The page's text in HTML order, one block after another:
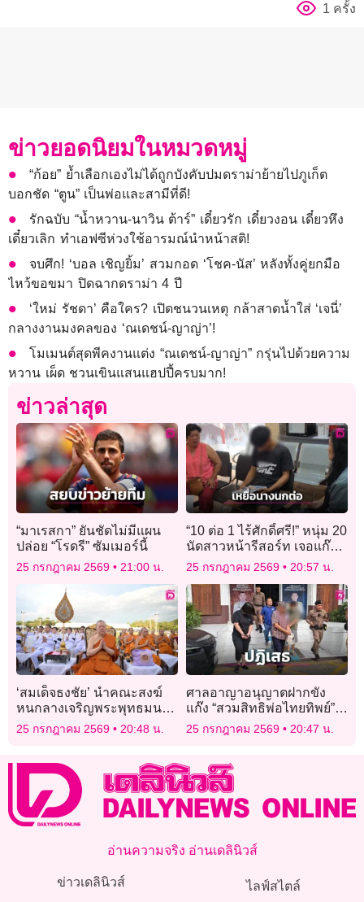
1 ครั้ง
ข่าวยอดนิยมในหมวดหมู่
“ก้อย” ย้ำเลือกเองไม่ได้ถูกบังคับปมดราม่าย้ายไปภูเก็ต
บอกชัด “ตูน” เป็นพ่อและสามีที่ดี!
รักฉบับ “น้ำหวาน-นาวิน ต้าร์” เดี๋ยวรัก เดี๋ยวงอน เดี๋ยวหึง
เดี๋ยวเลิก ทำเอฟซีห่วงใช้อารมณ์นำหน้าสติ!
จบศึก! ‘บอล เชิญยิ้ม’ สวมกอด ‘โชค-นัส’ หลังทั้งคู่ยกมือ
ไหว้ขอขมา ปิดฉากดราม่า 4 ปี
‘ใหม่ รัชดา’ คือใคร? เปิดชนวนเหตุ กล้าสาดน้ำใส่ ‘เจนี่’
กลางงานมงคลของ ‘ณเดชน์-ญาญ่า’!
โมเมนต์สุดพีคงานแต่ง “ณเดชน์-ญาญ่า” กรุ่นไปด้วยความ
หวาน เผ็ด ชวนเขินแสนแฮปปี้ครบมาก!
ข่าวล่าสุด
“มาเรสกา” ยันชัดไม่มีแผน
ปล่อย “โรดรี” ซัมเมอร์นี้
25 กรกฎาคม 2569 21:00 น.
“10 ต่อ 1 ไร้ศักดิ์ศรี!” หนุ่ม 20
นัดสาวหน้ารีสอร์ท เจอแก๊ง
แฟนเก่าดักรุมสกรัม อ่วมอ้วก
เป็นเลือด
25 กรกฎาคม 2569 20:57 น.
‘สมเด็จธงชัย’ นำคณะสงฆ์
หนกลางเจริญพระพุทธมนต์
นวัคคหายุสมธัมม์ถวาย
‘พระบาทสมเด็จ
25 กรกฎาคม 2569 20:48 น.
ศาลอาญาอนุญาตฝากขัง
แก๊ง “สวมสิทธิพ่อไทยทิพย์”
ปฏิเสธทุกข้อหา ได้ประกัน 3
อีก 1 นอนคุก
25 กรกฎาคม 2569 20:47 น.
อ่านความจริง อ่านเดลินิวส์
ข่าวเดลินิวส์
ไลฟ์สไตล์